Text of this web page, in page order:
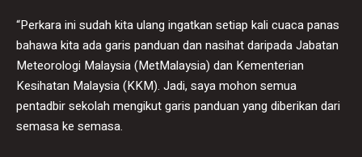
“Perkara ini sudah kita ulang ingatkan setiap kali cuaca panas
bahawa kita ada garis panduan dan nasihat daripada Jabatan
Meteorologi Malaysia (MetMalaysia) dan Kementerian
Kesihatan Malaysia (KKM). Jadi, saya mohon semua
pentadbir sekolah mengikut garis panduan yang diberikan dari
semasa ke semasa.